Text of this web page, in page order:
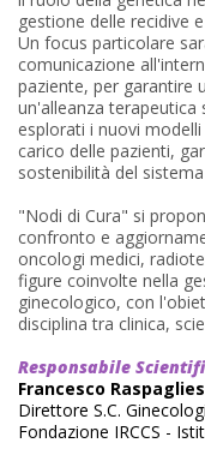
gestione delle recidive
Un focus particolare
comunicazione
paziente, per garantire
un'alleanza
esplorati i nuovi
carico delle pazienti,
sostenibilità del
"Nodi di Cura" si
confronto e
oncologi medici,
figure coinvolte nella
ginecologico, con
disciplina tra clinica,
Responsabile
Francesco
Direttore S.C.
Fondazione IRCCS -